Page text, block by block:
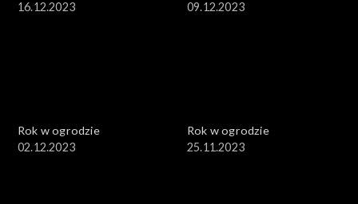
16.12.2023
09.12.2023
Rok w ogrodzie
02.12.2023
Rok w ogrodzie
25.11.2023